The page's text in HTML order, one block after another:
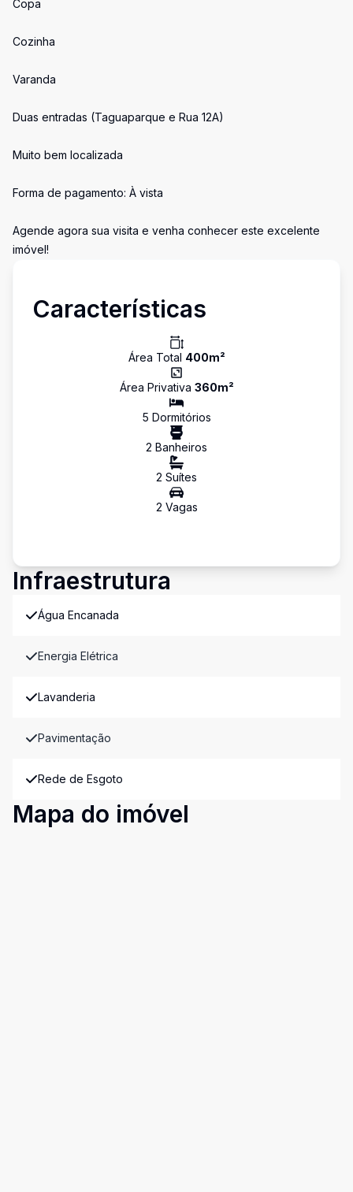
Copa
Cozinha
Varanda
Duas entradas (Taguaparque e Rua 12A)
Muito bem localizada
Forma de pagamento: À vista
Agende agora sua visita e venha conhecer este excelente
imóvel!
Características
Área Total 400m²
Área Privativa 360m²
5 Dormitórios
2 Banheiros
2 Suítes
2 Vagas
Infraestrutura
Água Encanada
Energia Elétrica
Lavanderia
Pavimentação
Rede de Esgoto
Mapa do imóvel